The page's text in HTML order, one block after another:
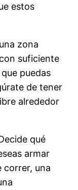
estos
zona
suficiente
puedas
de tener
alrededor
qué
armar
correr, una